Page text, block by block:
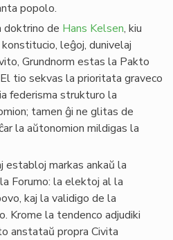
popolo.
doktrino de Hans Kelsen, kiu
leĝoj, dunivelaj
Grundnorm estas la Pakto
tio sekvas la prioritata graveco
federisma strukturo la
tamen ĝi ne glitas de
la aŭtonomion mildigas la
establoj markas ankaŭ la
Forumo: la elektoj al la
kaj la validigo de la
Krome la tendenco adjudiki
anstataŭ propra Civita